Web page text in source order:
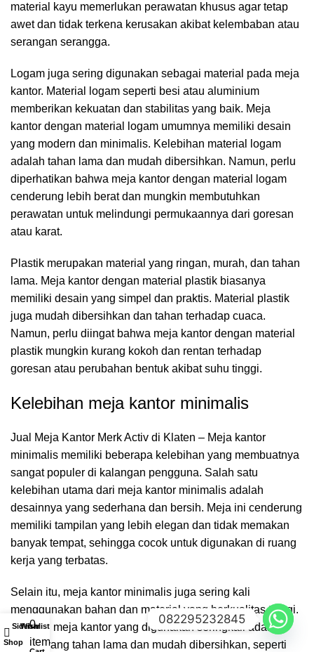
material kayu memerlukan perawatan khusus agar tetap
awet dan tidak terkena kerusakan akibat kelembaban atau
serangan serangga.
Logam juga sering digunakan sebagai material pada meja
kantor. Material logam seperti besi atau aluminium
memberikan kekuatan dan stabilitas yang baik. Meja
kantor dengan material logam umumnya memiliki desain
yang modern dan minimalis. Kelebihan material logam
adalah tahan lama dan mudah dibersihkan. Namun, perlu
diperhatikan bahwa meja kantor dengan material logam
cenderung lebih berat dan mungkin membutuhkan
perawatan untuk melindungi permukaannya dari goresan
atau karat.
Plastik merupakan material yang ringan, murah, dan tahan
lama. Meja kantor dengan material plastik biasanya
memiliki desain yang simpel dan praktis. Material plastik
juga mudah dibersihkan dan tahan terhadap cuaca.
Namun, perlu diingat bahwa meja kantor dengan material
plastik mungkin kurang kokoh dan rentan terhadap
goresan atau perubahan bentuk akibat suhu tinggi.
Kelebihan meja kantor minimalis
Jual Meja Kantor Merk Activ di Klaten – Meja kantor
minimalis memiliki beberapa kelebihan yang membuatnya
sangat populer di kalangan pengguna. Salah satu
kelebihan utama dari meja kantor minimalis adalah
desainnya yang sederhana dan bersih. Meja ini cenderung
memiliki tampilan yang lebih elegan dan tidak memakan
banyak tempat, sehingga cocok untuk digunakan di ruang
kerja yang terbatas.
Selain itu, meja kantor minimalis juga sering kali
menggunakan bahan dan material yang berkualitas tinggi.
Material meja kantor yang digunakan seringkali adalah
bahan yang tahan lama dan mudah dibersihkan, seperti
Shop
Sidebar
Wishlist
0
items
My account 082295232845